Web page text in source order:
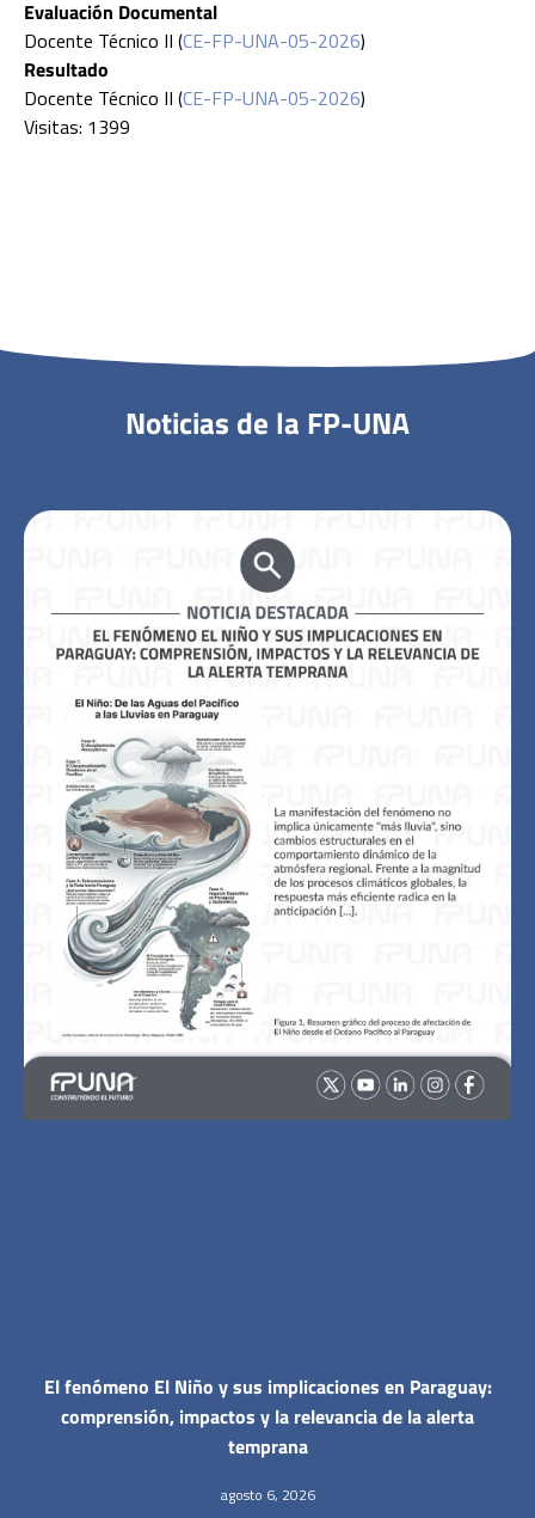
Evaluación Documental
Docente Técnico II (CE-FP-UNA-05-2026)
Resultado
Docente Técnico II (CE-FP-UNA-05-2026)
Visitas: 1399
Noticias de la FP-UNA
El fenómeno El Niño y sus implicaciones en Paraguay:
comprensión, impactos y la relevancia de la alerta
temprana
agosto 6, 2026